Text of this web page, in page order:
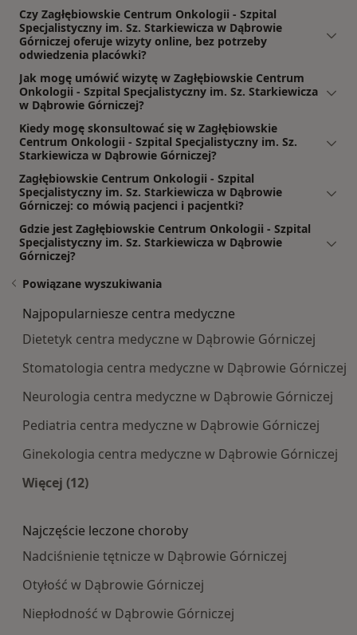
Czy Zagłębiowskie Centrum Onkologii - Szpital
Specjalistyczny im. Sz. Starkiewicza w Dąbrowie
Górniczej oferuje wizyty online, bez potrzeby
odwiedzenia placówki?
Jak mogę umówić wizytę w Zagłębiowskie Centrum
Onkologii - Szpital Specjalistyczny im. Sz. Starkiewicza
w Dąbrowie Górniczej?
Kiedy mogę skonsultować się w Zagłębiowskie
Centrum Onkologii - Szpital Specjalistyczny im. Sz.
Starkiewicza w Dąbrowie Górniczej?
Zagłębiowskie Centrum Onkologii - Szpital
Specjalistyczny im. Sz. Starkiewicza w Dąbrowie
Górniczej: co mówią pacjenci i pacjentki?
Gdzie jest Zagłębiowskie Centrum Onkologii - Szpital
Specjalistyczny im. Sz. Starkiewicza w Dąbrowie
Górniczej?
Powiązane wyszukiwania
Najpopularniesze centra medyczne
Dietetyk centra medyczne w Dąbrowie Górniczej
Stomatologia centra medyczne w Dąbrowie Górniczej
Neurologia centra medyczne w Dąbrowie Górniczej
Pediatria centra medyczne w Dąbrowie Górniczej
Ginekologia centra medyczne w Dąbrowie Górniczej
Więcej (12)
Najczęście leczone choroby
Nadciśnienie tętnicze w Dąbrowie Górniczej
Otyłość w Dąbrowie Górniczej
Niepłodność w Dąbrowie Górniczej